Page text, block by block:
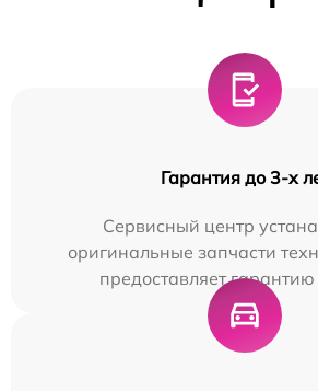
Гарантия до 3-х
Сервисный центр
оригинальные запчасти
предоставляет гарантию